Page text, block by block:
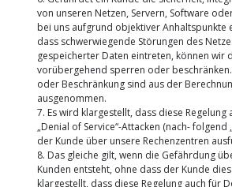
von unseren Netzen, Servern, Software
bei uns aufgrund objektiver Anhaltspunkte
dass schwerwiegende Störungen des
gespeicherter Daten eintreten, können wir
vorübergehend sperren oder
oder Beschränkung sind aus der
ausgenommen.
7. Es wird klargestellt, dass diese Regelung
„Denial of Service“-Attacken (nach- folgend
der Kunde über unsere Rechenzentren
8. Das gleiche gilt, wenn die Gefährdung
Kunden entsteht, ohne dass der Kunde
klargestellt, dass diese Regelung auch für